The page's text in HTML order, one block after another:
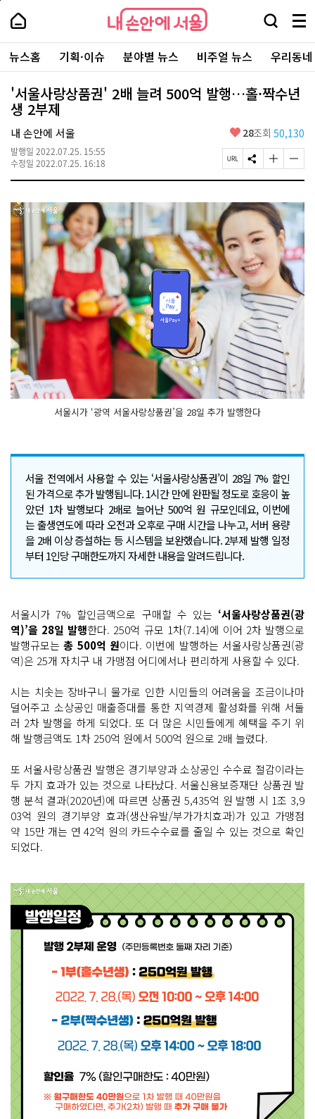
본
로
가
내
손
안
에
서
울
-
서
울
시
대
표
소
통
포
내
손
에
울
검
창
열
기
메
뉴
전
체
보
기
주
요
서
뉴스홈 기획·이슈 분야별 뉴스 비주얼 뉴스 우리동
'서울사랑상품권' 2배 늘려 500억 발행…홀·짝수년
생 2부제
내 손안에 서울
발행일 2022.07.25. 15:55
수정일 2022.07.25. 16:18
좋
요
28조회 50,130
페
이
U
R
복
사
S
N
공
유
하
기
글
자
기
크
게
변
경
하
기
글
자
기
작
게
변
경
하
기
서울시가 ‘광역 서울사랑상품권’을 28일 추가 발행한다
서울 전역에서 사용할 수 있는 ‘서울사랑상품권’이 28일 7% 할인
된 가격으로 추가 발행됩니다. 1시간 만에 완판될 정도로 호응이 높
았던 1차 발행보다 2배로 늘어난 500억 원 규모인데요, 이번에
는 출생연도에 따라 오전과 오후로 구매 시간을 나누고, 서버 용량
을 2배 이상 증설하는 등 시스템을 보완했습니다. 2부제 발행 일정
부터 1인당 구매한도까지 자세한 내용을 알려드립니다.
서울시가 7% 할인금액으로 구매할 수 있는 ‘서울사랑상품권(광
역)’을 28일 발행한다. 250억 규모 1차(7.14)에 이어 2차 발행으로
발행규모는총 500억 원이다. 이번에 발행하는 서울사랑상품권(광
역)은 25개 자치구 내 가맹점 어디에서나 편리하게 사용할 수 있다.
시는 치솟는 장바구니 물가로 인한 시민들의 어려움을 조금이나마
덜어주고 소상공인 매출증대를 통한 지역경제 활성화를 위해 서둘
러 2차 발행을 하게 되었다. 또 더 많은 시민들에게 혜택을 주기 위
해 발행금액도 1차 250억 원에서 500억 원으로 2배 늘렸다.
또 서울사랑상품권 발행은 경기부양과 소상공인 수수료 절감이라는
두 가지 효과가 있는 것으로 나타났다. 서울신용보증재단 상품권 발
행 분석 결과(2020년)에 따르면 상품권 5,435억 원 발행 시 1조 3,9
03억 원의 경기부양 효과(생산유발/부가가치효과)가 있고 가맹점
약 15만 개는 연 42억 원의 카드수수료를 줄일 수 있는 것으로 확인
되었다.
페
상
단
로